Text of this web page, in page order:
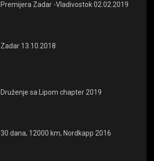
Premijera Zadar -Vladivostok 02.02.2019
Zadar 13.10.2018
Druženje sa Lipom chapter 2019
30 dana, 12000 km, Nordkapp 2016